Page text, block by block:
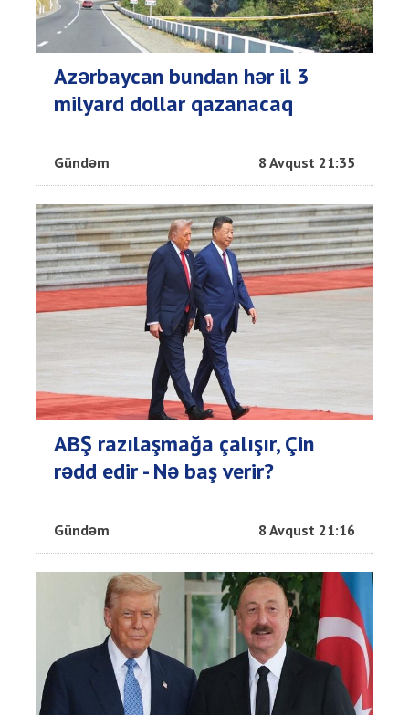
Azərbaycan bundan hər il 3
milyard dollar qazanacaq
Gündəm 8 Avqust 21:35
ABŞ razılaşmağa çalışır, Çin
rədd edir - Nə baş verir?
Gündəm 8 Avqust 21:16